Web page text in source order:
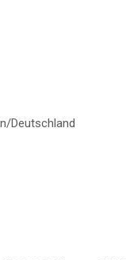
Deutschland